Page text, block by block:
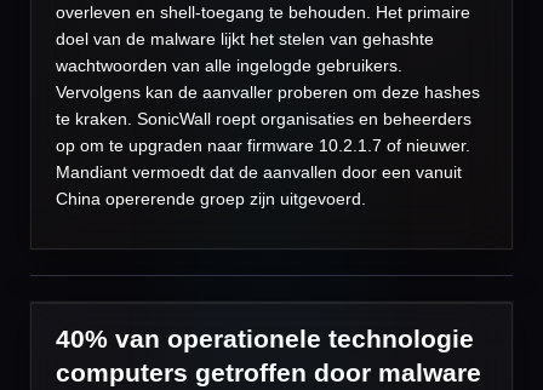
overleven en shell-toegang te behouden. Het primaire
doel van de malware lijkt het stelen van gehashte
wachtwoorden van alle ingelogde gebruikers.
Vervolgens kan de aanvaller proberen om deze hashes
te kraken. SonicWall roept organisaties en beheerders
op om te upgraden naar firmware 10.2.1.7 of nieuwer.
Mandiant vermoedt dat de aanvallen door een vanuit
China opererende groep zijn uitgevoerd.
40% van operationele technologie
computers getroffen door malware